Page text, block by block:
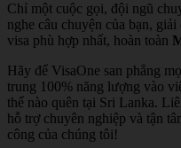
Chỉ một cuộc gọi, đội ngũ
nghe câu chuyện của bạn,
visa phù hợp nhất, hoàn toàn
Hãy để VisaOne san phẳng
trung 100% năng lượng vào
thể nào quên tại Sri Lanka.
hỗ trợ chuyên nghiệp và tận
công của chúng tôi!